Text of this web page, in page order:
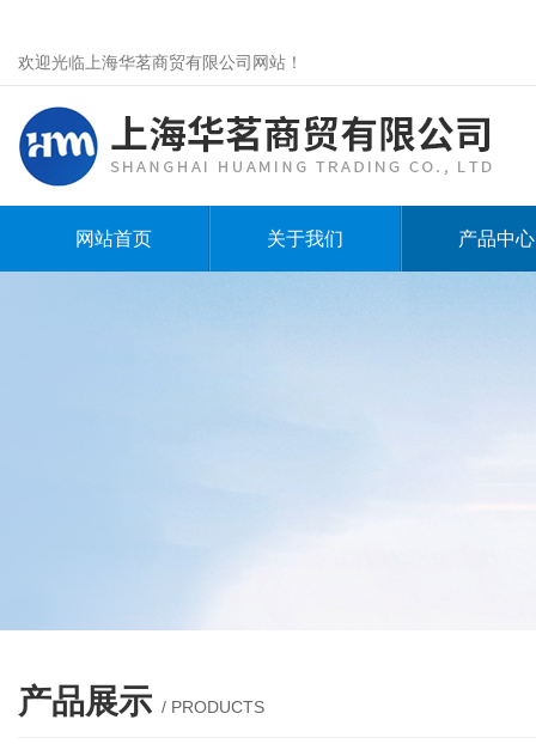
欢迎光临上海华茗商贸有限公司网站！
网站首页 关于我们 产品中心
产品展示 / PRODUCTS